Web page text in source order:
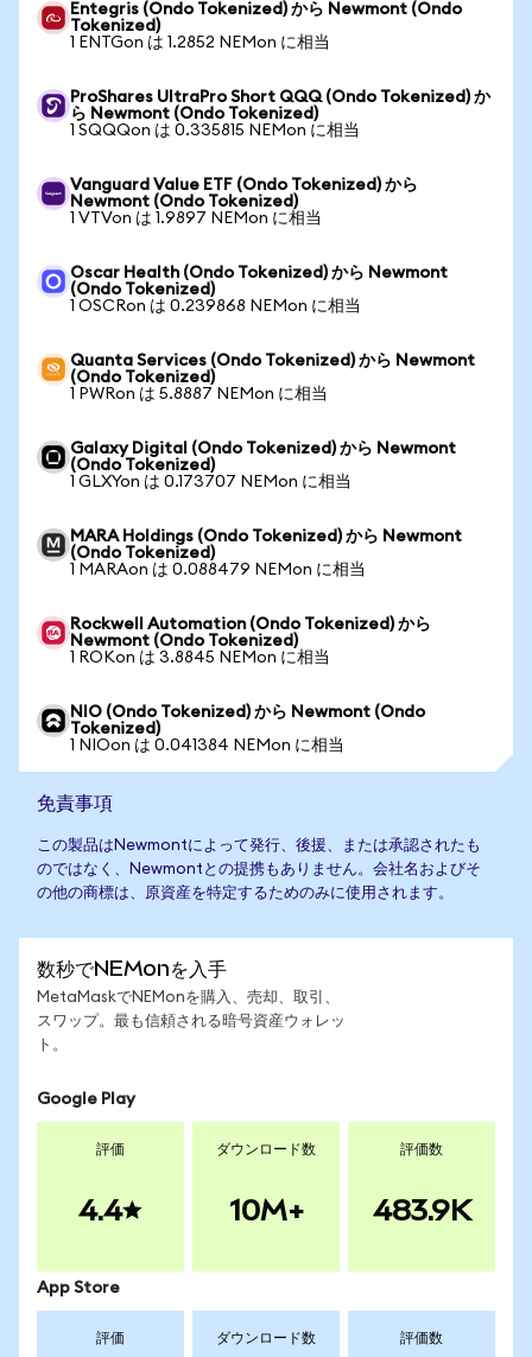
Entegris (Ondo Tokenized) から Newmont (Ondo
Tokenized)
1 ENTGon は 1.2852 NEMon に相当
ProShares UltraPro Short QQQ (Ondo Tokenized) か
ら Newmont (Ondo Tokenized)
1 SQQQon は 0.335815 NEMon に相当
Vanguard Value ETF (Ondo Tokenized) から
Newmont (Ondo Tokenized)
1 VTVon は 1.9897 NEMon に相当
Oscar Health (Ondo Tokenized) から Newmont
(Ondo Tokenized)
1 OSCRon は 0.239868 NEMon に相当
Quanta Services (Ondo Tokenized) から Newmont
(Ondo Tokenized)
1 PWRon は 5.8887 NEMon に相当
Galaxy Digital (Ondo Tokenized) から Newmont
(Ondo Tokenized)
1 GLXYon は 0.173707 NEMon に相当
MARA Holdings (Ondo Tokenized) から Newmont
(Ondo Tokenized)
1 MARAon は 0.088479 NEMon に相当
Rockwell Automation (Ondo Tokenized) から
Newmont (Ondo Tokenized)
1 ROKon は 3.8845 NEMon に相当
NIO (Ondo Tokenized) から Newmont (Ondo
Tokenized)
1 NIOon は 0.041384 NEMon に相当
免責事項
この製品はNewmontによって発行、後援、または承認されたも
のではなく、Newmontとの提携もありません。会社名およびそ
の他の商標は、原資産を特定するためのみに使用されます。
数秒でNEMonを入手
MetaMaskでNEMonを購入、売却、取引、
スワップ。最も信頼される暗号資産ウォレッ
ト。
Google Play
評価
4.4
ダウンロード数
10M+
評価数
483.9K
App Store
評価 ダウンロード数 評価数